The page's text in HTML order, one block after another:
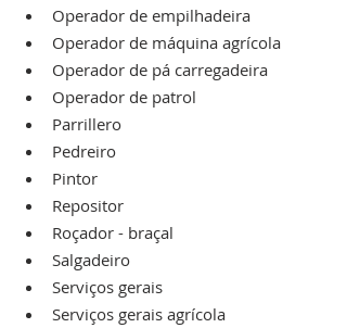
Operador de empilhadeira
Operador de máquina agrícola
Operador de pá carregadeira
Operador de patrol
Parrillero
Pedreiro
Pintor
Repositor
Roçador - braçal
Salgadeiro
Serviços gerais
Serviços gerais agrícola